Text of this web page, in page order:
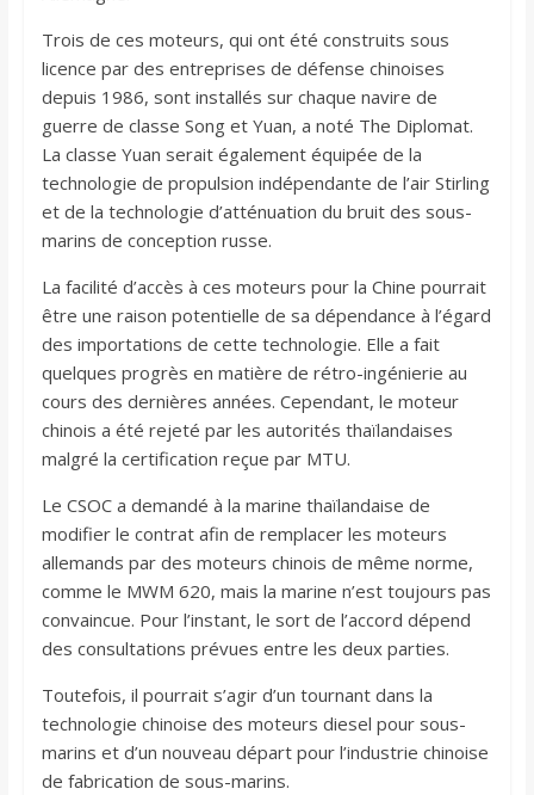
Trois de ces moteurs, qui ont été construits sous
licence par des entreprises de défense chinoises
depuis 1986, sont installés sur chaque navire de
guerre de classe Song et Yuan, a noté The Diplomat.
La classe Yuan serait également équipée de la
technologie de propulsion indépendante de l’air Stirling
et de la technologie d’atténuation du bruit des sous-
marins de conception russe.
La facilité d’accès à ces moteurs pour la Chine pourrait
être une raison potentielle de sa dépendance à l’égard
des importations de cette technologie. Elle a fait
quelques progrès en matière de rétro-ingénierie au
cours des dernières années. Cependant, le moteur
chinois a été rejeté par les autorités thaïlandaises
malgré la certification reçue par MTU.
Le CSOC a demandé à la marine thaïlandaise de
modifier le contrat afin de remplacer les moteurs
allemands par des moteurs chinois de même norme,
comme le MWM 620, mais la marine n’est toujours pas
convaincue. Pour l’instant, le sort de l’accord dépend
des consultations prévues entre les deux parties.
Toutefois, il pourrait s’agir d’un tournant dans la
technologie chinoise des moteurs diesel pour sous-
marins et d’un nouveau départ pour l’industrie chinoise
de fabrication de sous-marins.